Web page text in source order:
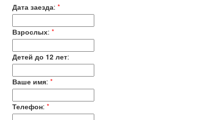
Дата заезда: *
Взрослых: *
Детей до 12 лет:
Ваше имя: *
Телефон: *